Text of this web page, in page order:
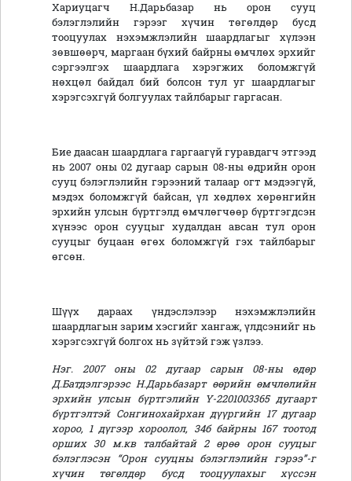
Хариуцагч Н.Дарьбазар нь орон сууц
бэлэглэлийн гэрээг хүчин төгөлдөр бусд
тооцуулах нэхэмжлэлийн шаардлагыг хүлээн
зөвшөөрч, маргаан бүхий байрны өмчлөх эрхийг
сэргээлгэх шаардлага хэрэгжих боломжгүй
нөхцөл байдал бий болсон тул уг шаардлагыг
хэрэгсэхгүй болгуулах тайлбарыг гаргасан.
Бие даасан шаардлага гаргаагүй гуравдагч этгээд
нь 2007 оны 02 дугаар сарын 08-ны өдрийн орон
сууц бэлэглэлийн гэрээний талаар огт мэдээгүй,
мэдэх боломжгүй байсан, үл хөдлөх хөрөнгийн
эрхийн улсын бүртгэлд өмчлөгчөөр бүртгэгдсэн
хүнээс орон сууцыг худалдан авсан тул орон
сууцыг буцаан өгөх боломжгүй гэх тайлбарыг
өгсөн.
Шүүх дараах үндэслэлээр нэхэмжлэлийн
шаардлагын зарим хэсгийг хангаж, үлдсэнийг нь
хэрэгсэхгүй болгох нь зүйтэй гэж үзлээ.
Нэг. 2007 оны 02 дугаар сарын 08-ны өдөр
Д.Батдэлгэрээс Н.Дарьбазарт өөрийн өмчлөлийн
эрхийн улсын бүртгэлийн Ү-2201003365 дугаарт
бүртгэлтэй Сонгинохайрхан дүүргийн 17 дугаар
хороо, 1 дүгээр хороолол, 34б байрны 167 тоотод
орших 30 м.кв талбайтай 2 өрөө орон сууцыг
бэлэглэсэн “Орон сууцны бэлэглэлийн гэрээ”-г
хүчин төгөлдөр бусд тооцуулахыг хүссэн